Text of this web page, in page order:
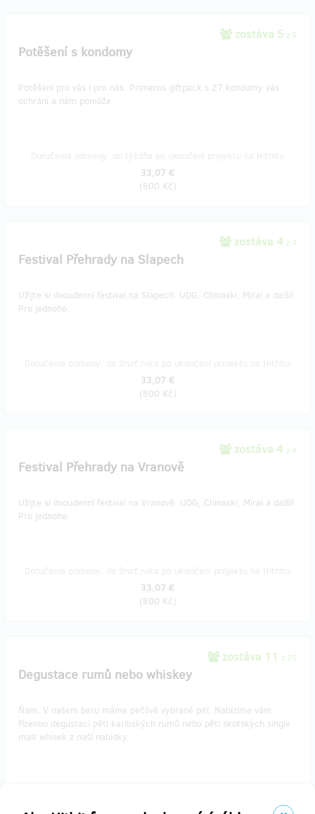
zostáva 5 z 5
Potěšení s kondomy
Potěšení pro vás i pro nás. Primeros giftpack s 27 kondomy vás
ochrání a nám pomůže.
33,07 €
(800 Kč)
zostáva 4 z 4
Festival Přehrady na Slapech
Užijte si dvoudenní festival na Slapech. UDG, Chinaski, Mirai a další!
Pro jednoho.
33,07 €
(800 Kč)
zostáva 4 z 4
Festival Přehrady na Vranově
Užijte si dvoudenní festival na Vranově. UDG, Chinaski, Mirai a další!
Pro jednoho.
33,07 €
(800 Kč)
zostáva 11 z 25
Degustace rumů nebo whiskey
Ňam. V našem baru máme pečlivě vybrané pití. Nabízíme vám
řízenou degustaci pěti karibských rumů nebo pěti skotských single
malt whisek z naší nabídky.